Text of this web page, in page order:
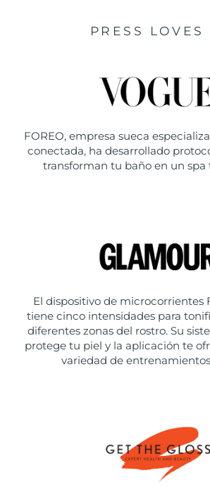
PRESS LOVES
FOREO, empresa sueca
conectada, ha desarrollado
transforman tu baño en un spa
El dispositivo de microcorrientes
tiene cinco intensidades para
diferentes zonas del rostro. Su
protege tu piel y la aplicación te
variedad de